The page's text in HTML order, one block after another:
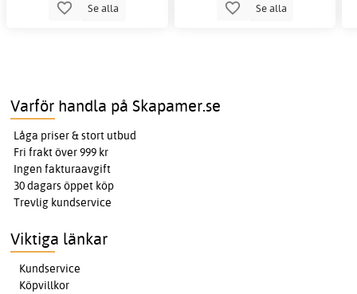
Se alla Se alla
Varför handla på Skapamer.se
Låga priser & stort utbud
Fri frakt över 999 kr
Ingen fakturaavgift
30 dagars öppet köp
Trevlig kundservice
Viktiga länkar
Kundservice
Köpvillkor